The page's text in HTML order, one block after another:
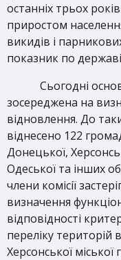
останніх трьох
приростом
викидів і
показник по
Сьогодні
зосереджена на
відновлення. До
віднесено 122
Донецької,
Одеської та інших
члени комісії
визначення
відповідності
переліку територій
Херсонської